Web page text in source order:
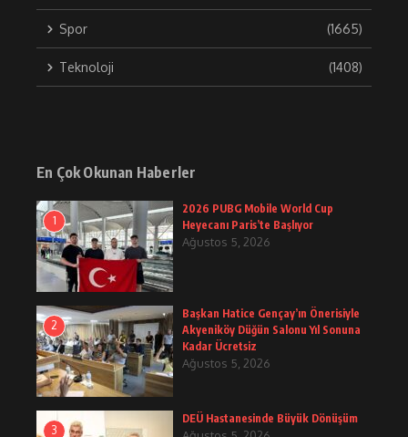
Spor (1665)
Teknoloji (1408)
En Çok Okunan Haberler
1
2026 PUBG Mobile World Cup
Heyecanı Paris’te Başlıyor
Ağustos 5, 2026
2
Başkan Hatice Gençay’ın Önerisiyle
Akyeniköy Düğün Salonu Yıl Sonuna
Kadar Ücretsiz
Ağustos 5, 2026
3
DEÜ Hastanesinde Büyük Dönüşüm